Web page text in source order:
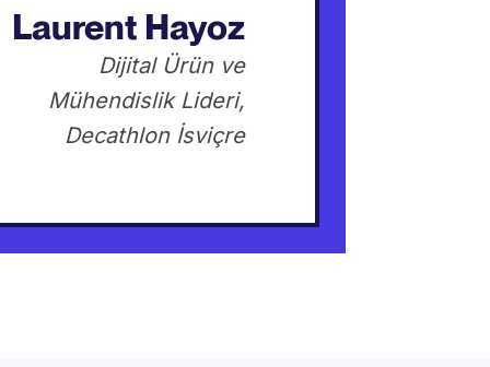
Laurent Hayoz
Dijital Ürün ve
Mühendislik Lideri,
Decathlon İsviçre